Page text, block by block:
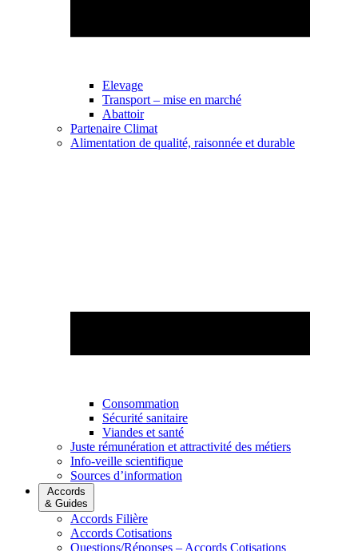
Elevage
Transport – mise en marché
Abattoir
Partenaire Climat
Alimentation de qualité, raisonnée et durable
Consommation
Sécurité sanitaire
Viandes et santé
Juste rémunération et attractivité des métiers
Info-veille scientifique
Sources d’information
Accords
& Guides
Accords Filière
Accords Cotisations
Questions/Réponses – Accords Cotisations